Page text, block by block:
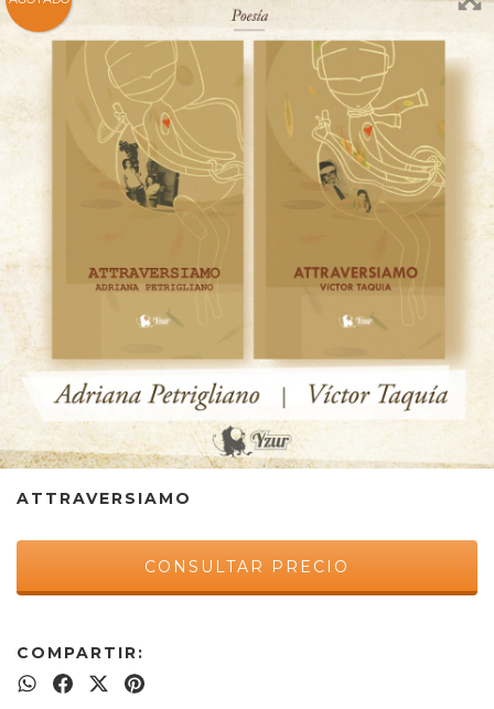
ATTRAVERSIAMO
COMPARTIR: